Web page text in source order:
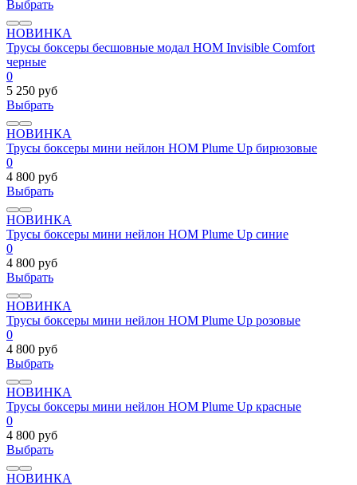
Выбрать
НОВИНКА
Трусы боксеры бесшовные модал HOM Invisible Comfort
черные
0
5 250 руб
Выбрать
НОВИНКА
Трусы боксеры мини нейлон HOM Plume Up бирюзовые
0
4 800 руб
Выбрать
НОВИНКА
Трусы боксеры мини нейлон HOM Plume Up синие
0
4 800 руб
Выбрать
НОВИНКА
Трусы боксеры мини нейлон HOM Plume Up розовые
0
4 800 руб
Выбрать
НОВИНКА
Трусы боксеры мини нейлон HOM Plume Up красные
0
4 800 руб
Выбрать
НОВИНКА